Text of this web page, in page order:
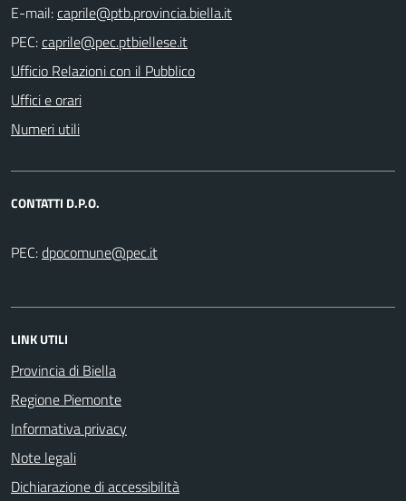
E-mail:
PEC:
Ufficio Relazioni con il Pubblico
Uffici e orari
Numeri utili
CONTATTI D.P.O.
PEC:
LINK UTILI
Provincia di Biella
Regione Piemonte
Informativa privacy
Note legali
Dichiarazione di accessibilità